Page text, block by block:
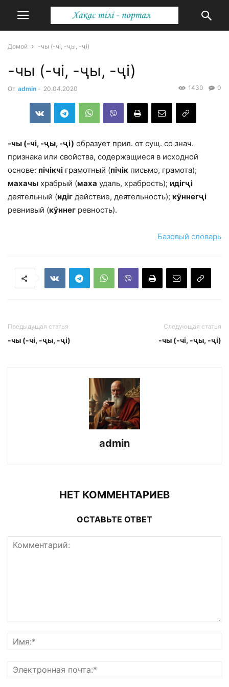
Домой -чы (-чі, -ҷы, -ҷі)
-чы (-чі, -ҷы, -ҷі)
От admin - 20.04.2020 0
1430
-чы (-чі, -ҷы, -ҷі) образует прил. от сущ. со знач.
признака или свойства, со­держащиеся в исходной
основе: пічікчі грамотный (пічік письмо, грамота);
махачы храбрый (маха удаль, храбрость); идігҷі
деятельный (идіг действие, дея­тельность); кӱннегҷі
ревнивый (кӱннег ревность).
Базовый словарь
Предыдущая статья
-чы (-чі, -ҷы, -ҷі)
Следующая статья
-чы (-чі, -ҷы, -ҷі)
admin
НЕТ КОММЕНТАРИЕВ
ОСТАВЬТЕ ОТВЕТ